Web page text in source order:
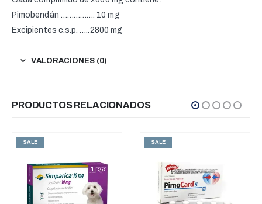
Pimobendán ……………. 10 mg
Excipientes c.s.p. …..2800 mg
VALORACIONES (0)
PRODUCTOS RELACIONADOS
SALE SALE